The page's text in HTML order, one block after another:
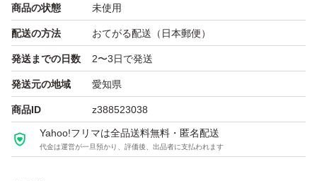
商品の状態 未使用
配送の方法 おてがる配送（日本郵便）
発送までの日数 2〜3日で発送
発送元の地域 愛知県
商品ID z388523038
Yahoo!フリマは全品送料無料・匿名配送
代金は運営が一旦預かり、評価後、出品者に支払われます